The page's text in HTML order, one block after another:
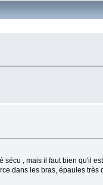
, mais il faut bien qu'il est
dans les bras, épaules très